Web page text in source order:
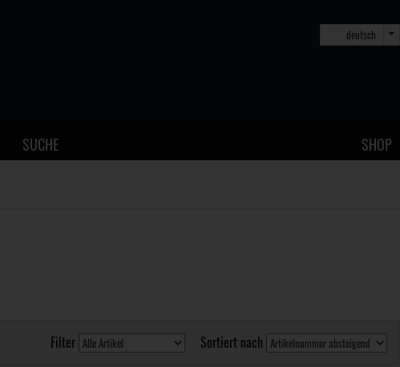
deutsch
SUCHE SHOP
Filter Sortiert nach